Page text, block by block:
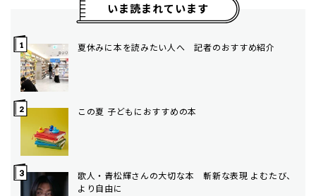
いま読まれています
夏休みに本を読みたい人へ 記者のおすすめ紹介
この夏 子どもにおすすめの本
歌人・青松輝さんの大切な本 斬新な表現 よむたび、
より自由に